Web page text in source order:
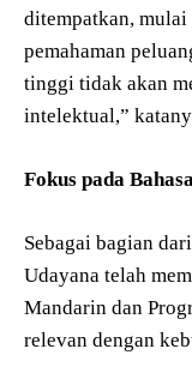
ditempatkan,
pemahaman
tinggi tidak akan
intelektual,”
Fokus pada
Sebagai bagian
Udayana telah
Mandarin dan
relevan dengan